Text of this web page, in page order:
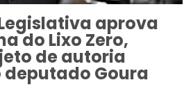
aprova
do Lixo Zero,
de autoria
Goura